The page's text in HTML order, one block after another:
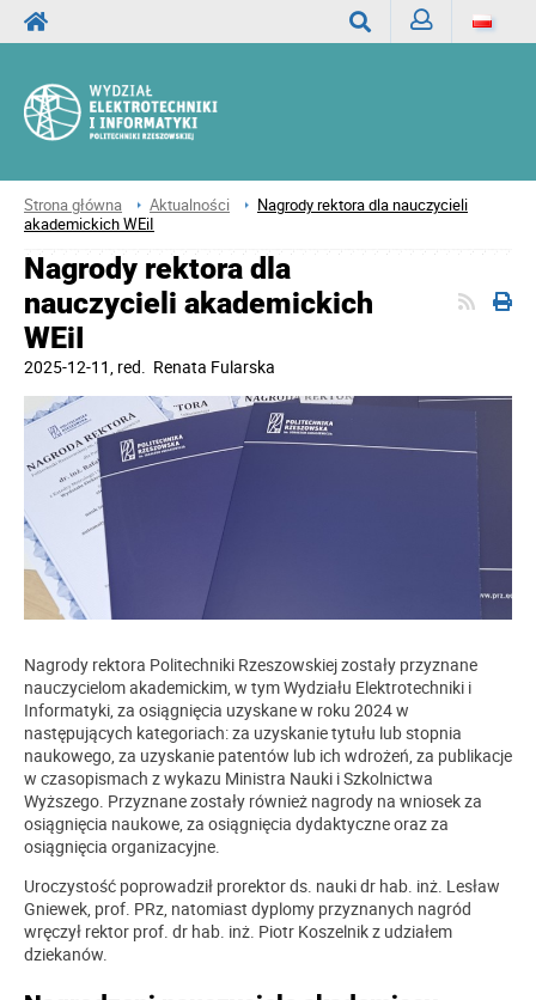
Strona główna Aktualności
Nagrody rektora dla nauczycieli
akademickich WEiI
Nagrody rektora dla
nauczycieli akademickich
WEiI
2025-12-11, red. Renata Fularska
Nagrody rektora Politechniki Rzeszowskiej zostały przyznane
nauczycielom akademickim, w tym Wydziału Elektrotechniki i
Informatyki, za osiągnięcia uzyskane w roku 2024 w
następujących kategoriach: za uzyskanie tytułu lub stopnia
naukowego, za uzyskanie patentów lub ich wdrożeń, za publikacje
w czasopismach z wykazu Ministra Nauki i Szkolnictwa
Wyższego. Przyznane zostały również nagrody na wniosek za
osiągnięcia naukowe, za osiągnięcia dydaktyczne oraz za
osiągnięcia organizacyjne.
Uroczystość poprowadził prorektor ds. nauki dr hab. inż. Lesław
Gniewek, prof. PRz, natomiast dyplomy przyznanych nagród
wręczył rektor prof. dr hab. inż. Piotr Koszelnik z udziałem
dziekanów.